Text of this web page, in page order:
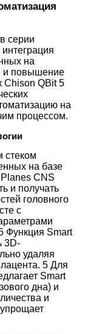
серии
на
и повышение
Chison QBit 5
на
процессом.
стеком
на базе
CNS
и получать
головного
с
Функция Smart
3D-
удаляя
5 Для
Smart
дна) и
и